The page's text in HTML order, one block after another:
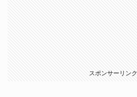
スポンサーリンク